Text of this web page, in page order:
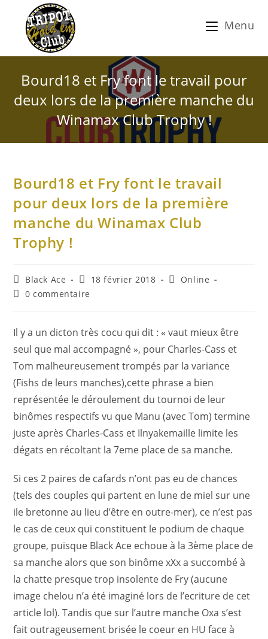
Menu
Bourd18 et Fry font le travail pour
deux lors de la première manche du
Winamax Club Trophy !
Bourd18 et Fry font le travail
pour deux lors de la première
manche du Winamax Club
Trophy !
Black Ace 18 février 2018
Online
0 commentaire
Il y a un dicton très cocu qui dit : « vaut mieux être
seul que mal accompagné », pour Charles-Cass et
Tom malheureusement trompés par la variance
(Fishs de leurs manches),cette phrase a bien
représentée le déroulement du tournoi de leur
binômes respectifs vu que Manu (avec Tom) termine
juste après Charles-Cass et Ilnyakemaille limite les
dégats en récoltant la 7eme place de sa manche.
Si ces 2 paires de cafards n’ont pas eu de chances
(tels des couples qui partent en lune de miel sur une
ile bretonne au lieu d’être en outre-mer), ce n’est pas
le cas de ceux qui constituent le podium de chaque
groupe, puisque Black Ace echoue à la 3ème place de
sa manche alors que son binôme xXx a succombé à
la chatte presque trop insolente de Fry (aucune
image chelou n’a été imaginé lors de l’ecriture de cet
article lol). Tandis que sur l’autre manche Oxa s’est
fait outrageusement brisée le coeur en HU face à